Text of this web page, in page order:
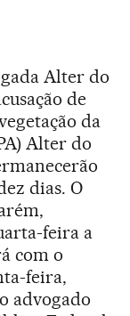
Alter do
de
da
Alter do
dias. O
feira a
com o
feira,
advogado